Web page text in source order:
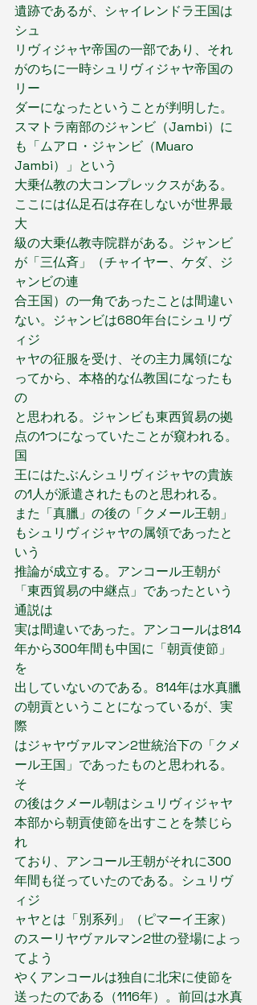
遺跡であるが、シャイレンドラ王国は
シュ
リヴィジャヤ帝国の一部であり、それ
がのちに一時シュリヴィジャヤ帝国の
リー
ダーになったということが判明した。
スマトラ南部のジャンビ（Jambi）に
も「ムアロ・ジャンビ（Muaro
Jambi）」という
大乗仏教の大コンプレックスがある。
ここには仏足石は存在しないが世界最
大
級の大乗仏教寺院群がある。ジャンビ
が「三仏斉」（チャイヤー、ケダ、ジ
ャンビの連
合王国）の一角であったことは間違い
ない。ジャンビは680年台にシュリヴ
ィジ
ャヤの征服を受け、その主力属領にな
ってから、本格的な仏教国になったも
の
と思われる。ジャンビも東西貿易の拠
点の1つになっていたことが窺われる。
国
王にはたぶんシュリヴィジャヤの貴族
の1人が派遣されたものと思われる。
また「真臘」の後の「クメール王朝」
もシュリヴィジャヤの属領であったと
いう
推論が成立する。アンコール王朝が
「東西貿易の中継点」であったという
通説は
実は間違いであった。アンコールは814
年から300年間も中国に「朝貢使節」
を
出していないのである。814年は水真臘
の朝貢ということになっているが、実
際
はジャヤヴァルマン2世統治下の「クメ
ール王国」であったものと思われる。
そ
の後はクメール朝はシュリヴィジャヤ
本部から朝貢使節を出すことを禁じら
れ
ており、アンコール王朝がそれに300
年間も従っていたのである。シュリヴ
ィジ
ャヤとは「別系列」（ピマーイ王家）
のスーリヤヴァルマン2世の登場によっ
てよう
やくアンコールは独自に北宋に使節を
送ったのである（1116年）。前回は水真